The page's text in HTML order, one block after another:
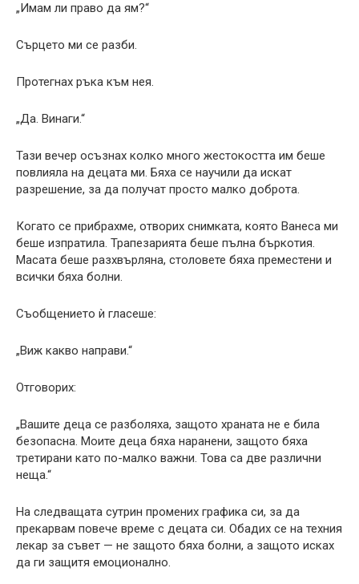
„Имам ли право да ям?“
Сърцето ми се разби.
Протегнах ръка към нея.
„Да. Винаги.“
Тази вечер осъзнах колко много жестокостта им беше
повлияла на децата ми. Бяха се научили да искат
разрешение, за да получат просто малко доброта.
Когато се прибрахме, отворих снимката, която Ванеса ми
беше изпратила. Трапезарията беше пълна бъркотия.
Масата беше разхвърляна, столовете бяха преместени и
всички бяха болни.
Съобщението ѝ гласеше:
„Виж какво направи.“
Отговорих:
„Вашите деца се разболяха, защото храната не е била
безопасна. Моите деца бяха наранени, защото бяха
третирани като по-малко важни. Това са две различни
неща.“
На следващата сутрин промених графика си, за да
прекарвам повече време с децата си. Обадих се на техния
лекар за съвет — не защото бяха болни, а защото исках
да ги защитя емоционално.